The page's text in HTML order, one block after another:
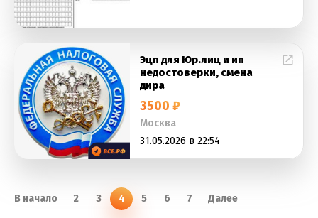
Эцп для Юр.лиц и ип
недостоверки, смена
дира
3500 ₽
Москва
31.05.2026 в 22:54
В начало 2 3 4 5 6 7 Далее